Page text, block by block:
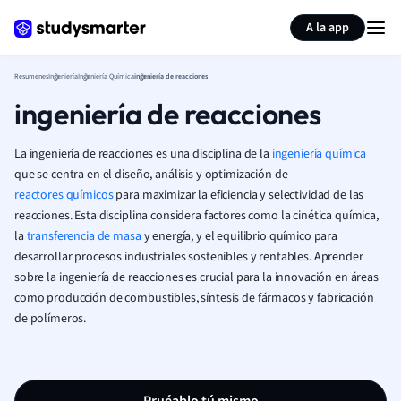
A la app
ResumenesIngenieríaIngeniería Químicaingeniería de reacciones
ingeniería de reacciones
La ingeniería de reacciones es una disciplina de la ingeniería química
que se centra en el diseño, análisis y optimización de
reactores químicospara maximizar la eficiencia y selectividad de las
reacciones. Esta disciplina considera factores como la cinética química,
la transferencia de masa y energía, y el equilibrio químico para
desarrollar procesos industriales sostenibles y rentables. Aprender
sobre la ingeniería de reacciones es crucial para la innovación en áreas
como producción de combustibles, síntesis de fármacos y fabricación
de polímeros.
Resumir página